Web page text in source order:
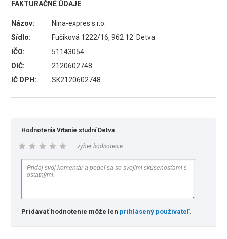
FAKTURAČNÉ ÚDAJE
Názov:
Nina-expres s.r.o.
Sídlo:
Fučiková 1222/16, 962 12 Detva
IČO:
51143054
DIČ:
2120602748
IČ DPH:
SK2120602748
Hodnotenia Vŕtanie studní Detva
vyber hodnotenie
Pridávať hodnotenie môže len prihlásený používateľ.